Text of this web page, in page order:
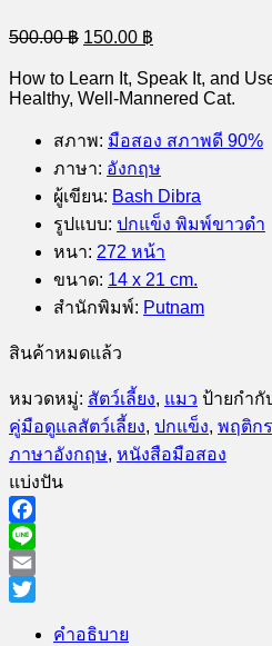
500.00฿ Original
price
was:
500.00 ฿.
150.00 ฿
price
is:
150.00 ฿.
How to Learn It, Speak It, and
Healthy, Well-Mannered Cat.
สภาพ: มือสอง สภาพดี 90%
ภาษา: อังกฤษ
ผู้เขียน: Bash Dibra
รูปแบบ: ปกแข็ง พิมพ์ขาวดำ
หนา: 272 หน้า
ขนาด: 14 x 21 cm.
สำนักพิมพ์: Putnam
สินค้าหมดแล้ว
หมวดหมู่: สัตว์เลี้ยง, แมว ป้ายกำกั
คู่มือดูแลสัตว์เลี้ยง, ปกแข็ง, พฤติก
ภาษาอังกฤษ, หนังสือมือสอง
แบ่งปัน
Facebook
Line
Email
คำอธิบาย